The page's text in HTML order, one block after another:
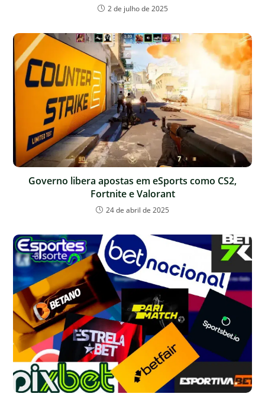
2 de julho de 2025
Governo libera apostas em eSports como CS2,
Fortnite e Valorant
24 de abril de 2025